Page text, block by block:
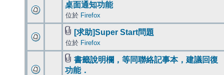
桌面通知功能
位於 Firefox
[求助]Super Start問題
位於 Firefox
書籤說明欄，等同聯絡記事本，建議回復
功能．